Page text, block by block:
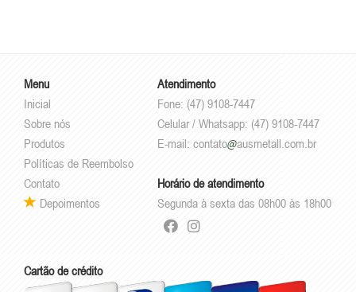
Menu
Inicial
Sobre nós
Produtos
Políticas de Reembolso
Contato
Depoimentos
Atendimento
Fone: (47) 9108-7447
Celular / Whatsapp: (47) 9108-7447
E-mail: contato ausmetall.com.br
Horário de atendimento
Segunda à sexta das 08h00 às 18h00
Cartão de crédito